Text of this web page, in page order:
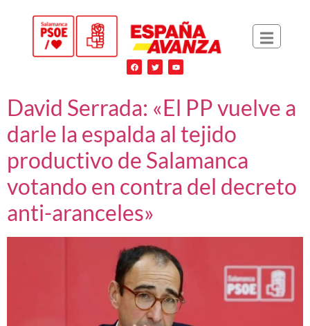
David Serrada: «El PP vuelve a
darle la espalda al tejido
productivo de Salamanca
votando en contra del decreto
anti-aranceles»